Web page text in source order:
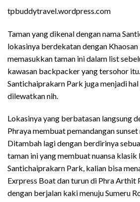
tpbuddytravel.wordpress.com
Taman yang dikenal dengan nama
lokasinya berdekatan dengan Khaosan
memasukkan taman ini dalam list
kawasan backpacker yang tersohor
Santichaiprakarn Park juga menjadi
dilewatkan nih.
Lokasinya yang berbatasan langsung
Phraya membuat pemandangan
Ditambah lagi dengan berdirinya
taman ini yang membuat nuansa
Santichaiprakarn Park, kalian bisa
Exrpress Boat dan turun di Phra Arthit
dengan berjalan kaki menuju Sumeru